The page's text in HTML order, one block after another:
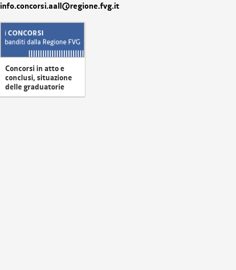
info.concorsi.aall@regione.fvg.it
Concorsi in atto e
conclusi, situazione
delle graduatorie